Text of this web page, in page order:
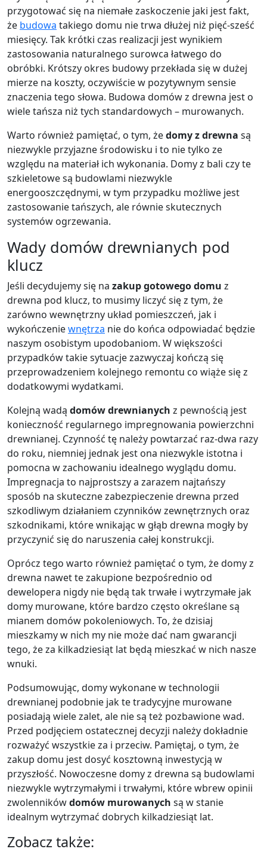
przygotować się na niemałe zaskoczenie jaki jest fakt,
że budowa takiego domu nie trwa dłużej niż pięć-sześć
miesięcy. Tak krótki czas realizacji jest wynikiem
zastosowania naturalnego surowca łatwego do
obróbki. Krótszy okres budowy przekłada się w dużej
mierze na koszty, oczywiście w pozytywnym sensie
znaczenia tego słowa. Budowa domów z drewna jest o
wiele tańsza niż tych standardowych – murowanych.
Warto również pamiętać, o tym, żedomy z drewna są
niezwykle przyjazne środowisku i to nie tylko ze
względu na materiał ich wykonania. Domy z bali czy te
szkieletowe są budowlami niezwykle
energooszczędnymi, w tym przypadku możliwe jest
zastosowanie tańszych, ale równie skutecznych
systemów ogrzewania.
Wady domów drewnianych pod
klucz
Jeśli decydujemy się na zakup gotowego domu z
drewna pod klucz, to musimy liczyć się z tym, że
zarówno wewnętrzny układ pomieszczeń, jak i
wykończeniewnętrza nie do końca odpowiadać będzie
naszym osobistym upodobaniom. W większości
przypadków takie sytuacje zazwyczaj kończą się
przeprowadzeniem kolejnego remontu co wiąże się z
dodatkowymi wydatkami.
Kolejną wadą domów drewnianych z pewnością jest
konieczność regularnego impregnowania powierzchni
drewnianej. Czynność tę należy powtarzać raz-dwa razy
do roku, niemniej jednak jest ona niezwykle istotna i
pomocna w zachowaniu idealnego wyglądu domu.
Impregnacja to najprostszy a zarazem najtańszy
sposób na skuteczne zabezpieczenie drewna przed
szkodliwym działaniem czynników zewnętrznych oraz
szkodnikami, które wnikając w głąb drewna mogły by
przyczynić się do naruszenia całej konstrukcji.
Oprócz tego warto również pamiętać o tym, że domy z
drewna nawet te zakupione bezpośrednio od
dewelopera nigdy nie będą tak trwałe i wytrzymałe jak
domy murowane, które bardzo często określane są
mianem domów pokoleniowych. To, że dzisiaj
mieszkamy w nich my nie może dać nam gwarancji
tego, że za kilkadziesiąt lat będą mieszkać w nich nasze
wnuki.
Podsumowując, domy wykonane w technologii
drewnianej podobnie jak te tradycyjne murowane
posiadają wiele zalet, ale nie są też pozbawione wad.
Przed podjęciem ostatecznej decyzji należy dokładnie
rozważyć wszystkie za i przeciw. Pamiętaj, o tym, że
zakup domu jest dosyć kosztowną inwestycją w
przyszłość. Nowoczesne domy z drewna są budowlami
niezwykle wytrzymałymi i trwałymi, które wbrew opinii
zwolennikówdomów murowanych są w stanie
idealnym wytrzymać dobrych kilkadziesiąt lat.
Zobacz także: